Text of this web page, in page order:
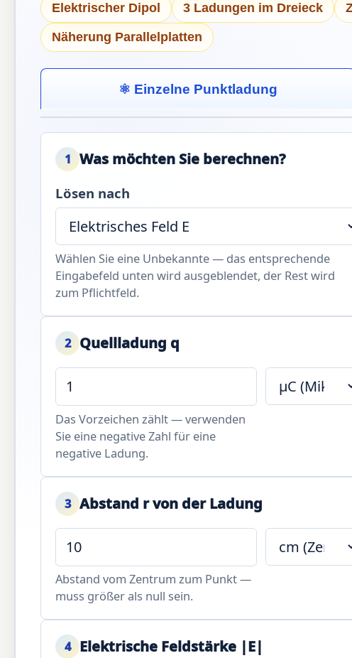
Elektrischer Dipol 3 Ladungen im Dreieck
Näherung Parallelplatten
⚛ Einzelne Punktladung
1 Was möchten Sie berechnen?
Lösen nach
Wählen Sie eine Unbekannte — das entsprechende
Eingabefeld unten wird ausgeblendet, der Rest wird
zum Pflichtfeld.
2 Quellladung q
Das Vorzeichen zählt — verwenden
Sie eine negative Zahl für eine
negative Ladung.
3 Abstand r von der Ladung
Abstand vom Zentrum zum Punkt —
muss größer als null sein.
4 Elektrische Feldstärke |E|